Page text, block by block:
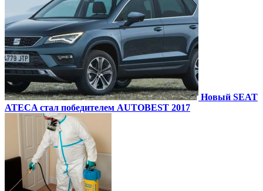
Новый SEAT
ATECA стал победителем AUTOBEST 2017